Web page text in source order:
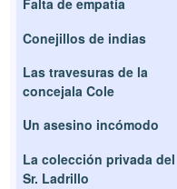
Falta de empatía
Conejillos de indias
Las travesuras de la
concejala Cole
Un asesino incómodo
La colección privada del
Sr. Ladrillo